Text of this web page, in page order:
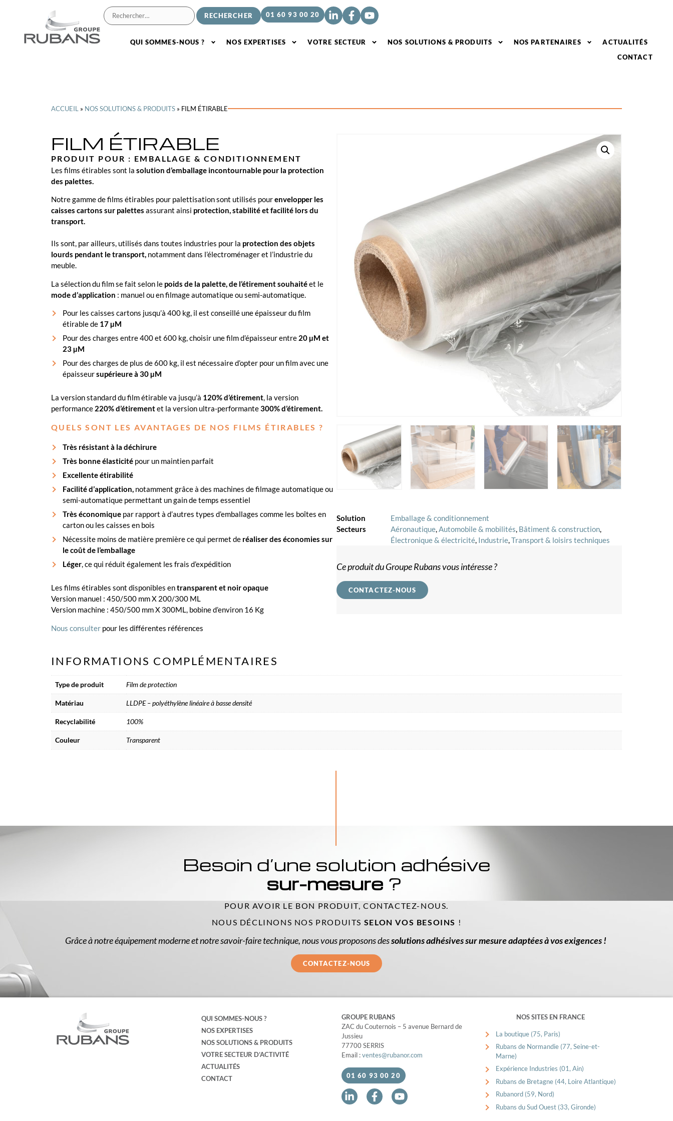
01 60 93 00 20
QUI SOMMES-NOUS ? NOS EXPERTISES VOTRE SECTEUR NOS SOLUTIONS & PRODUITS NOS PARTENAIRES
ACTUALITÉS
CONTACT
ACCUEIL » NOS SOLUTIONS & PRODUITS » FILM ÉTIRABLE
FILM ÉTIRABLE
PRODUIT POUR : EMBALLAGE & CONDITIONNEMENT
Les films étirables sont la solution d’emballage incontournable pour la protection
des palettes.
Notre gamme de films étirables pour palettisation sont utilisés pourenvelopper les
caisses cartons sur palettes assurant ainsi protection, stabilité et facilité lors du
transport.
Ils sont, par ailleurs, utilisés dans toutes industries pour la protection des objets
lourds pendant le transport, notamment dans l’électroménager et l’industrie du
meuble.
La sélection du film se fait selon le poids de la palette, de l’étirement souhaitéet le
mode d’application : manuel ou en filmage automatique ou semi-automatique.
Pour les caisses cartons jusqu’à 400 kg, il est conseillé une épaisseur du film
étirable de 17 µM
Pour des charges entre 400 et 600 kg, choisir une film d’épaisseur entre 20 µM et
23 µM
Pour des charges de plus de 600 kg, il est nécessaire d’opter pour un film avec une
épaisseursupérieure à 30 µM
La version standard du film étirable va jusqu’à 120% d’étirement, la version
performance 220% d’étirementet la version ultra-performante300% d’étirement.
QUELS SONT LES AVANTAGES DE NOS FILMS ÉTIRABLES ?
Très résistant à la déchirure
Très bonne élasticité pour un maintien parfait
Excellente étirabilité
Facilité d’application, notamment grâce à des machines de filmage automatique ou
semi-automatique permettant un gain de temps essentiel
Très économique par rapport à d’autres types d’emballages comme les boîtes en
carton ou les caisses en bois
Nécessite moins de matière première ce qui permet de réaliser des économies sur
le coût de l’emballage
Léger, ce qui réduit également les frais d’expédition
Les films étirables sont disponibles entransparent et noir opaque
Version manuel : 450/500 mm X 200/300 ML
Version machine : 450/500 mm X 300ML, bobine d’environ 16 Kg
Nous consulter pour les différentes références
Solution
Emballage & conditionnement
Secteurs
Aéronautique,Automobile & mobilités, Bâtiment & construction,
Électronique & électricité, Industrie,Transport & loisirs techniques
Ce produit du Groupe Rubans vous intéresse ?
CONTACTEZ-NOUS
INFORMATIONS COMPLÉMENTAIRES
Type de produit Film de protection
Matériau LLDPE – polyéthylène linéaire à basse densité
Recyclabilité 100%
Couleur Transparent
Besoin d’une solution adhésive
sur-mesure ?
POUR AVOIR LE BON PRODUIT, CONTACTEZ-NOUS.
NOUS DÉCLINONS NOS PRODUITS SELON VOS BESOINS !
Grâce à notre équipement moderne et notre savoir-faire technique, nous vous proposons dessolutions adhésives sur mesure adaptées à vos exigences !
CONTACTEZ-NOUS
QUI SOMMES-NOUS ?
NOS EXPERTISES
NOS SOLUTIONS & PRODUITS
VOTRE SECTEUR D’ACTIVITÉ
ACTUALITÉS
CONTACT
GROUPE RUBANS
ZAC du Couternois – 5 avenue Bernard de
Jussieu
77700 SERRIS
Email :ventes@rubanor.com
01 60 93 00 20
NOS SITES EN FRANCE
La boutique (75, Paris)
Rubans de Normandie (77, Seine-et-
Marne)
Expérience Industries (01, Ain)
Rubans de Bretagne (44, Loire Atlantique)
Rubanord (59, Nord)
Rubans du Sud Ouest (33, Gironde)